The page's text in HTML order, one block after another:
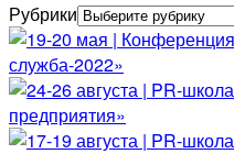
Рубрики